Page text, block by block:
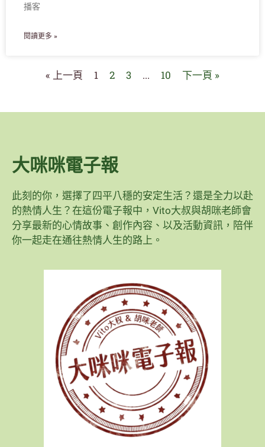
播客
閱讀更多 »
« 上一頁 1 2 3 ... 10 下一頁 »
大咪咪電子報
此刻的你，選擇了四平八穩的安定生活？還是全力以赴
的熱情人生？在這份電子報中，Vito大叔與胡咪老師會
分享最新的心情故事、創作內容、以及活動資訊，陪伴
你一起走在通往熱情人生的路上。